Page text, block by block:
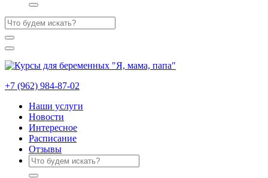
+7 (962) 984-87-02
Наши услуги
Новости
Интересное
Расписание
Отзывы